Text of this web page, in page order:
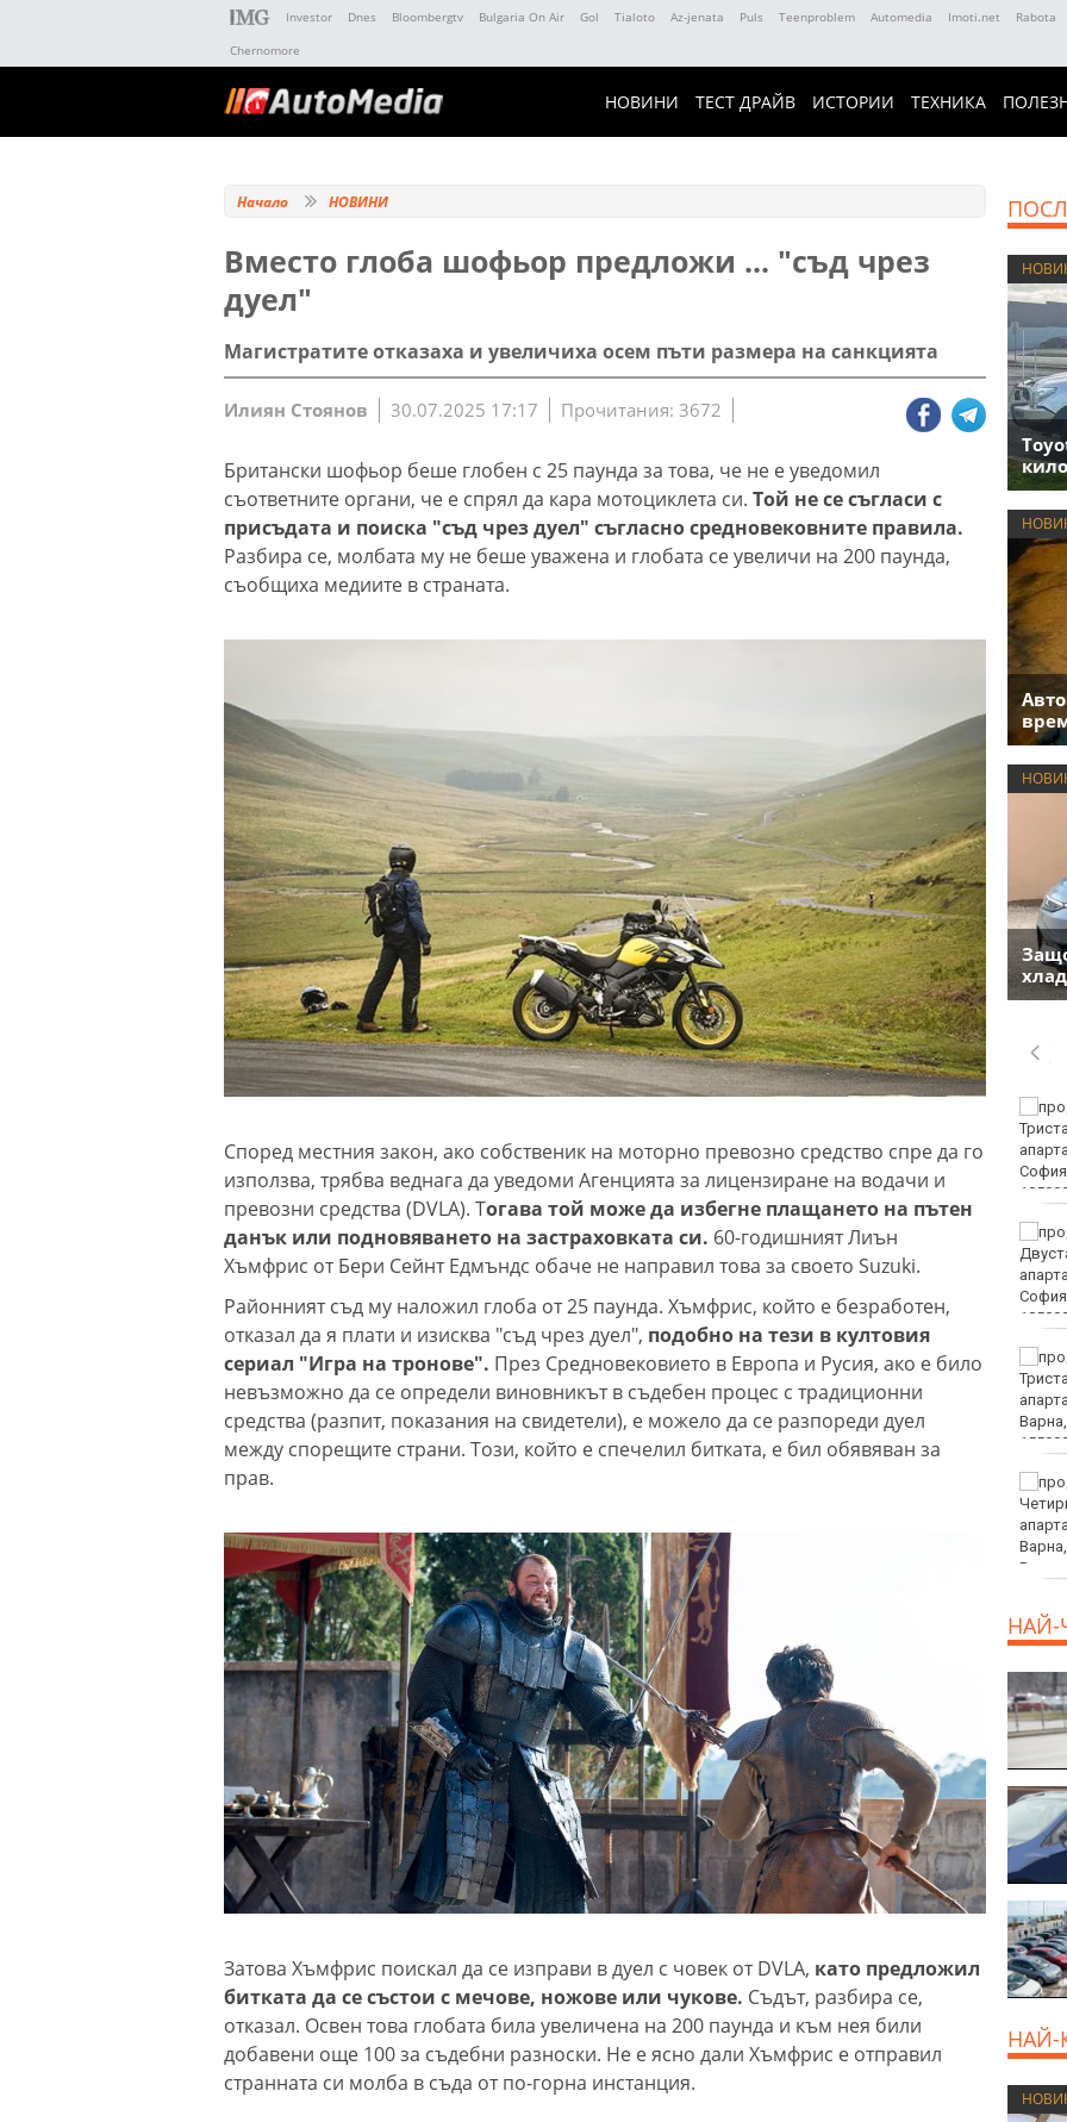
Investor Dnes Bloombergtv Bulgaria On Air Gol Tialoto Az-jenata Puls Teenproblem Automedia Imoti.net Rabota
Chernomore
НОВИНИ ТЕСТ ДРАЙВ ИСТОРИИ ТЕХНИКА
Начало НОВИНИ
Вместо глоба шофьор предложи ... "съд чрез
дуел"
Магистратите отказаха и увеличиха осем пъти размера на санкцията
Илиян Стоянов 30.07.2025 17:17 Прочитания: 3672
Британски шофьор беше глобен с 25 паунда за това, че не е уведомил
съответните органи, че е спрял да кара мотоциклета си. Той не се съгласи с
присъдата и поиска "съд чрез дуел" съгласно средновековните правила.
Разбира се, молбата му не беше уважена и глобата се увеличи на 200 паунда,
съобщиха медиите в страната.
Според местния закон, ако собственик на моторно превозно средство спре да го
използва, трябва веднага да уведоми Агенцията за лицензиране на водачи и
превозни средства (DVLA). Тогава той може да избегне плащането на пътен
данък или подновяването на застраховката си. 60-годишният Лиън
Хъмфрис от Бери Сейнт Едмъндс обаче не направил това за своето Suzuki.
Районният съд му наложил глоба от 25 паунда. Хъмфрис, който е безработен,
отказал да я плати и изисква "съд чрез дуел", подобно на тези в култовия
сериал "Игра на тронове". През Средновековието в Европа и Русия, ако е било
невъзможно да се определи виновникът в съдебен процес с традиционни
средства (разпит, показания на свидетели), е можело да се разпореди дуел
между спорещите страни. Този, който е спечелил битката, е бил обявяван за
прав.
Затова Хъмфрис поискал да се изправи в дуел с човек от DVLA, като предложил
битката да се състои с мечове, ножове или чукове. Съдът, разбира се,
отказал. Освен това глобата била увеличена на 200 паунда и към нея били
добавени още 100 за съдебни разноски. Не е ясно дали Хъмфрис е отправил
странната си молба в съда от по-горна инстанция.
40 пияни и дрогирани
шофьори спипа КАТ за
ден
DARA, Орлин Павлов и
любими варненски
изпълнители ще пеят на
празника на Варна
НАЙ-
НАЙ-